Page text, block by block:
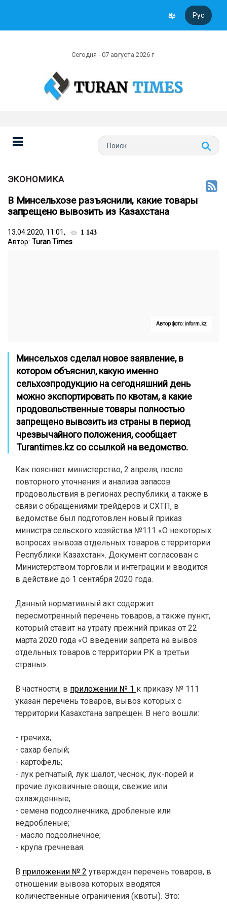
Қаз Рус
Сегодня - 07 августа 2026 г
ЭКОНОМИКА
В Минсельхозе разъяснили, какие товары
запрещено вывозить из Казахстана
13.04.2020, 11:01, 1 143
Автор: Turan Times
Автор фото: inform.kz
Минсельхоз сделал новое заявление, в
котором объяснил, какую именно
сельхозпродукцию на сегодняшний день
можно экспортировать по квотам, а какие
продовольственные товары полностью
запрещено вывозить из страны в период
чрезвычайного положения, сообщает
Turantimes.kz со ссылкой на ведомство.
Как поясняет министерство, 2 апреля, после
повторного уточнения и анализа запасов
продовольствия в регионах республики, а также в
связи с обращениями трейдеров и СХТП, в
ведомстве был подготовлен новый приказ
министра сельского хозяйства №111 «О некоторых
вопросах вывоза отдельных товаров с территории
Республики Казахстан». Документ согласован с
Министерством торговли и интеграции и вводится
в действие до 1 сентября 2020 года.
Данный нормативный акт содержит
пересмотренный перечень товаров, а также пункт,
который ставит на утрату прежний приказ от 22
марта 2020 года «О введении запрета на вывоз
отдельных товаров с территории РК в третьи
страны».
В частности, в приложении № 1 к приказу № 111
указан перечень товаров, вывоз которых с
территории Казахстана запрещен. В него вошли:
- гречиха;
- сахар белый;
- картофель;
- лук репчатый, лук шалот, чеснок, лук-порей и
прочие луковичные овощи, свежие или
охлажденные;
- семена подсолнечника, дробленые или
недробленые;
- масло подсолнечное;
- крупа гречневая.
В приложении № 2 утвержден перечень товаров, в
отношении вывоза которых вводятся
количественные ограничения (квоты). Это: